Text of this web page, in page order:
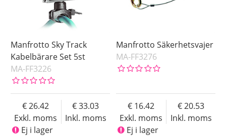
Manfrotto Sky Track
Kabelbärare Set 5st
MA-FF3226
Exkl. moms
26.42
Inkl. moms
33.03
Ej i lager
Manfrotto Säkerhetsvajer
MA-FF3276
Exkl. moms
16.42
Inkl. moms
20.53
Ej i lager